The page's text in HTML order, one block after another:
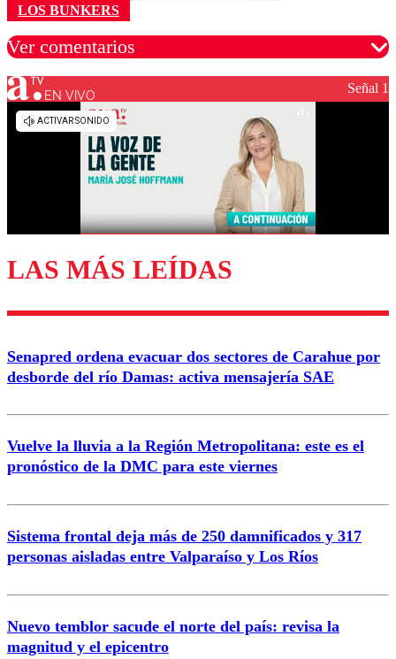
LOS BUNKERS
Ver comentarios
Los comentarios son moderados para garantizar un
diálogo respetuoso.
Enviar comentario
EN VIVO Señal 1
LAS MÁS LEÍDAS
Senapred ordena evacuar dos sectores de Carahue por
desborde del río Damas: activa mensajería SAE
Vuelve la lluvia a la Región Metropolitana: este es el
pronóstico de la DMC para este viernes
Sistema frontal deja más de 250 damnificados y 317
personas aisladas entre Valparaíso y Los Ríos
Nuevo temblor sacude el norte del país: revisa la
magnitud y el epicentro